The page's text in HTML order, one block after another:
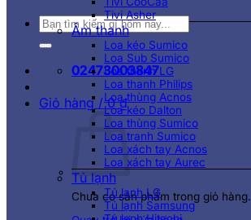
Tìm
kiếm:
02473003847
Giỏ hàng /0₫
Chưa có sản phẩm trong giỏ hàng.
Tivi Asher
Âm thanh
Loa kéo Sumico
Loa Sub Sumico
Loa thanh LG
Loa thanh Philips
Loa thùng Acnos
Loa kéo Dalton
Loa thùng Sumico
Loa tranh Sumico
Loa xách tay Acnos
Loa xách tay Aurec
Tủ lạnh
Tủ lạnh LG
Tủ lạnh Samsung